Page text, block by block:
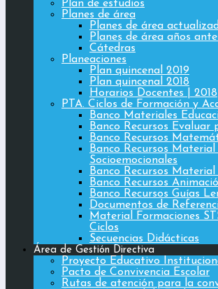
Plan de estudios
Planes de área
Planes de área
Planes de área años
Cátedras
Planeaciones
Plan quincenal 2019
Plan quincenal 2018
Horarios Docentes | 2018
PTA. Ciclos de Formación y
Banco Materiales
Banco Recursos Evaluar
Banco Recursos
Banco Recursos
Socioemocionales
Banco Recursos
Banco Recursos
Banco Recursos Guías
Documentos de
Material Formaciones
Ciclos
Secuencias Didácticas
Área de Gestión Directiva
Proyecto Educativo
Pacto de Convivencia Escolar
Rutas de atención para la